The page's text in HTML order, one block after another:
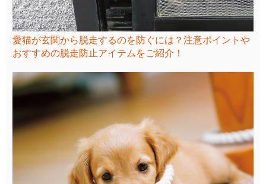
愛猫が玄関から脱走するのを防ぐには？注意ポイントや
おすすめの脱走防止アイテムをご紹介！